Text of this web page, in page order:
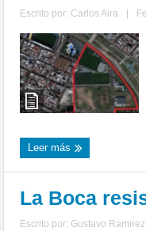
Escrito por: Carlos Aira
Leer más
La Boca
Escrito por: Gustavo Ramirez